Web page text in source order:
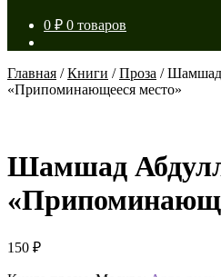
0 ₽ 0 товаров
Главная /Книги /Проза /Шамшад
«Припоминающееся место»
Шамшад
150 ₽